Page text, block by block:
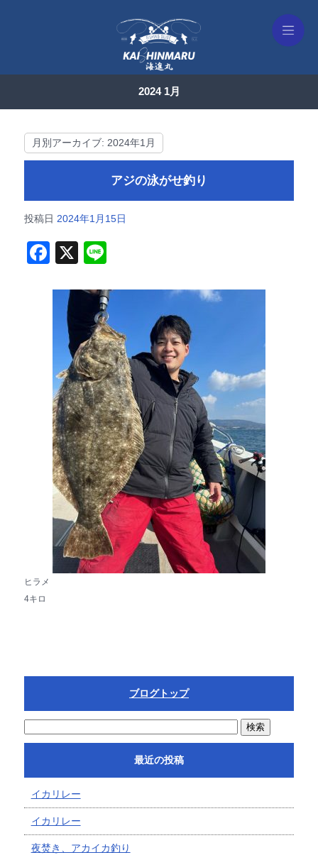
2024 1月
月別アーカイブ: 2024年1月
アジの泳がせ釣り
投稿日 2024年1月15日
F
c
o
o
k
X
e
ヒラメ
4キロ
ブログトップ
最近の投稿
イカリレー
イカリレー
夜焚き、アカイカ釣り